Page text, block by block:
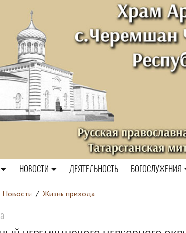
НОВОСТИ ДЕЯТЕЛЬНОСТЬ БОГОСЛУЖЕНИЯ
Новости / Жизнь прихода